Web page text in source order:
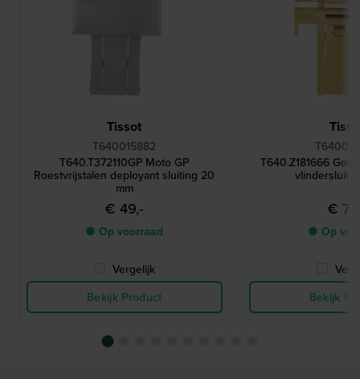
Tissot
T640015882
T640.T372110GP Moto GP
Roestvrijstalen deployant sluiting 20
mm
€ 49,-
● Op voorraad
Vergelijk
Bekijk Product
T640.Z181666
€
● Op
Bekijk